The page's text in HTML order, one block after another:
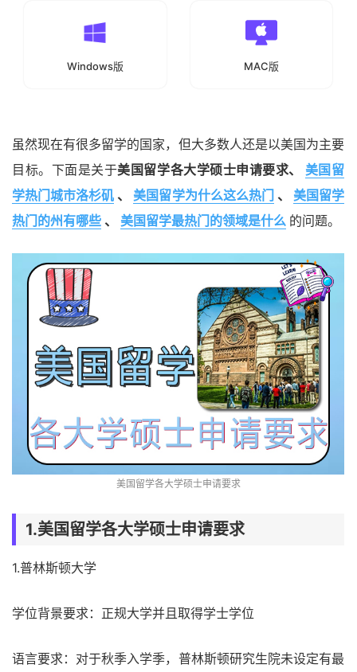
Windows版 MAC版
虽然现在有很多留学的国家，但大多数人还是以美国为主要
目标。下面是关于美国留学各大学硕士申请要求、
美国留
学热门城市洛杉矶 、 美国留学为什么这么热门 、
美国留学
热门的州有哪些 、 美国留学最热门的领域是什么 的问题。
美国留学各大学硕士申请要求
1.美国留学各大学硕士申请要求
1.普林斯顿大学
学位背景要求：正规大学并且取得学士学位
语言要求：对于秋季入学季，普林斯顿研究生院未设定有最